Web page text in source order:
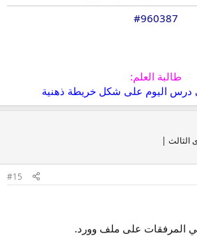
#960387
طالبة العلم:
اليوم على شكل خريطة ذهنية
الثالث |
#15
المرفقات على ملف وورد.